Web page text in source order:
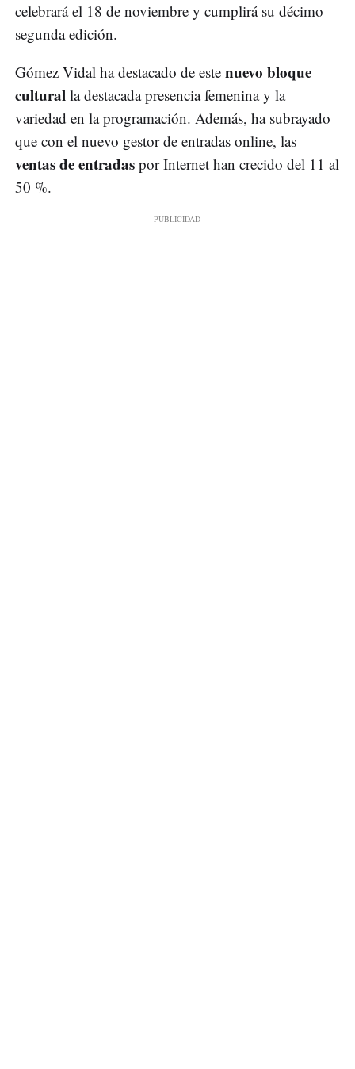
celebrará el 18 de noviembre y cumplirá su décimo
segunda edición.
Gómez Vidal ha destacado de este nuevo bloque
cultural la destacada presencia femenina y la
variedad en la programación. Además, ha subrayado
que con el nuevo gestor de entradas online, las
ventas de entradas por Internet han crecido del 11 al
50 %.